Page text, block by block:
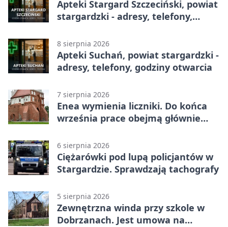
Apteki Stargard Szczeciński, powiat
stargardzki - adresy, telefony,
8 sierpnia 2026
Apteki Suchań, powiat stargardzki -
adresy, telefony, godziny otwarcia
7 sierpnia 2026
Enea wymienia liczniki. Do końca
września prace obejmą głównie
6 sierpnia 2026
Ciężarówki pod lupą policjantów w
Stargardzie. Sprawdzają tachografy
5 sierpnia 2026
Zewnętrzna winda przy szkole w
Dobrzanach. Jest umowa na